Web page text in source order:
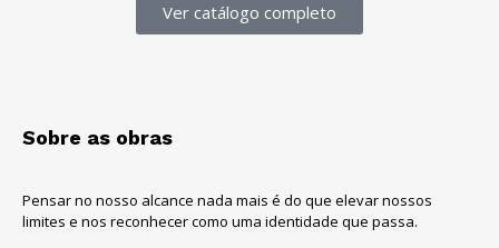
Ver catálogo completo
Sobre as obras
Pensar no nosso alcance nada mais é do que elevar nossos
limites e nos reconhecer como uma identidade que passa.